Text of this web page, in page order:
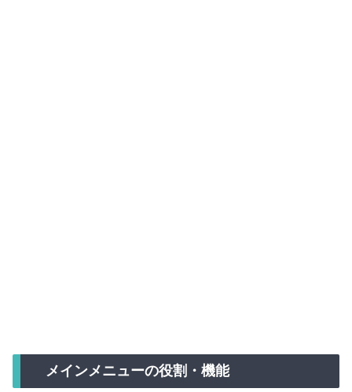
メインメニューの役割・機能